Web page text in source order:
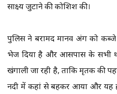
साक्ष्य जुटाने की कोशिश की।
पुलिस ने बरामद मानव अंग को
भेज दिया है और आसपास के सभी
खंगाली जा रही है, ताकि मृतक की
नदी में कहां से बहकर आया और यह